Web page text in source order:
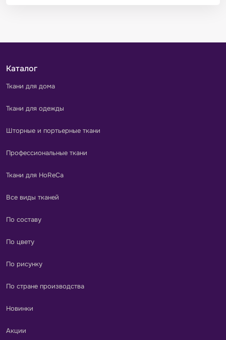
Каталог
Ткани для дома
Ткани для одежды
Шторные и портьерные ткани
Профессиональные ткани
Ткани для HoReCa
Все виды тканей
По составу
По цвету
По рисунку
По стране производства
Новинки
Акции